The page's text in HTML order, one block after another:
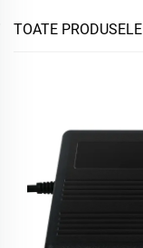
TOATE PRODUSELE